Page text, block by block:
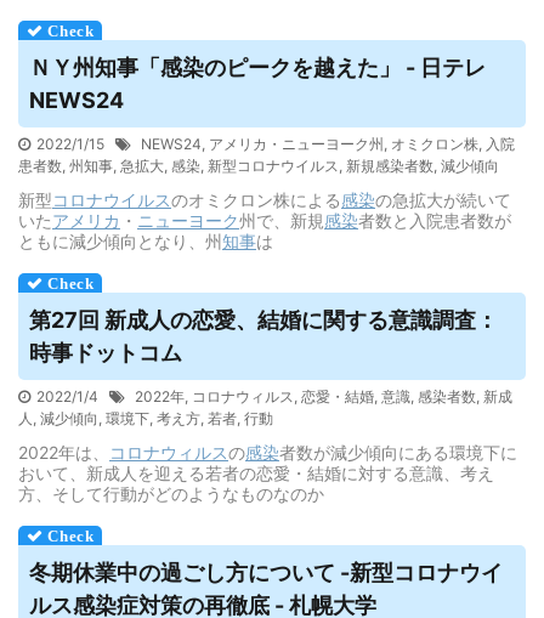
ＮＹ州知事「感染のピークを越えた」 - 日テレ
NEWS24
2022/1/15 NEWS24, アメリカ・ニューヨーク州 , オミクロン株, 入院
患者数, 州知事, 急拡大, 感染, 新型コロナウイルス, 新規感染者数, 減少傾向
新型コロナウイルスのオミクロン株による感染の急拡大が続いて
いたアメリカ ・ ニューヨーク州で、新規感染者数と入院患者数が
ともに減少傾向となり、州知事は
第27回 新成人の恋愛、結婚に関する意識調査：
時事ドットコム
2022/1/4 2022年, コロナウィルス, 恋愛・結婚, 意識, 感染者数, 新成
人 , 減少傾向 , 環境下, 考え方, 若者, 行動
2022年は、 コロナウィルスの感染者数が減少傾向にある環境下に
おいて、新成人を迎える若者の恋愛・結婚に対する意識、考え
方、そして行動がどのようなものなのか
冬期休業中の過ごし方について -新型コロナウイ
ルス感染症対策の再徹底 - 札幌大学